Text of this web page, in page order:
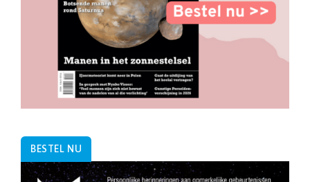
BESTEL NU